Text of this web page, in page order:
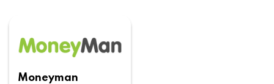
Moneyman